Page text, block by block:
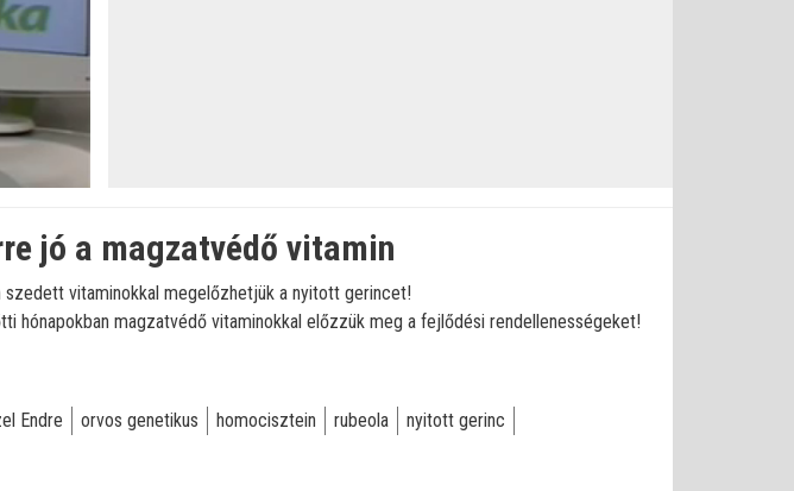
jó a magzatvédő vitamin
vitaminokkal megelőzhetjük a nyitott gerincet!
hónapokban magzatvédő vitaminokkal előzzük meg a fejlődési rendellenességeket!
Endre orvos genetikus homocisztein rubeola
nyitott gerinc